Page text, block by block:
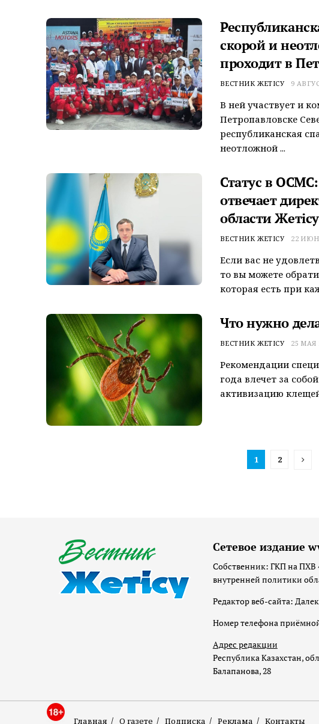
скорой и
проходит в
ВЕСТНИК ЖЕТІСУ 9
В ней участвует и
Петропавловске
республиканская
неотложной ...
Статус в
отвечает
области
ВЕСТНИК ЖЕТІСУ 22
Если вас не
то вы можете
которая есть при
Что нужно
ВЕСТНИК ЖЕТІСУ 25 МАЯ
Рекомендации
года влечет за
активизацию
1 2
Сетевое издание
Собственник: ГКП на ПХВ
внутренней политики
Редактор веб-сайта:
Номер телефона
Адрес редакции
Республика Казахстан,
Балапанова, 28
Главная О газете Подписка Реклама Контакты